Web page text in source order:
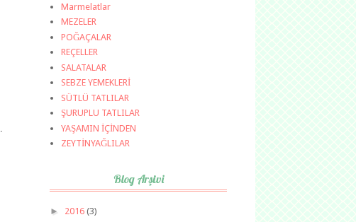
Marmelatlar
MEZELER
POĞAÇALAR
REÇELLER
SALATALAR
SEBZE YEMEKLERİ
SÜTLÜ TATLILAR
ŞURUPLU TATLILAR
YAŞAMIN İÇİNDEN
ZEYTİNYAĞLILAR
Blog Arşivi
► 2016 (3)